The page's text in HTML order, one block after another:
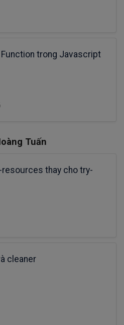
trong Javascript
Tuấn
resources thay cho try-
cleaner